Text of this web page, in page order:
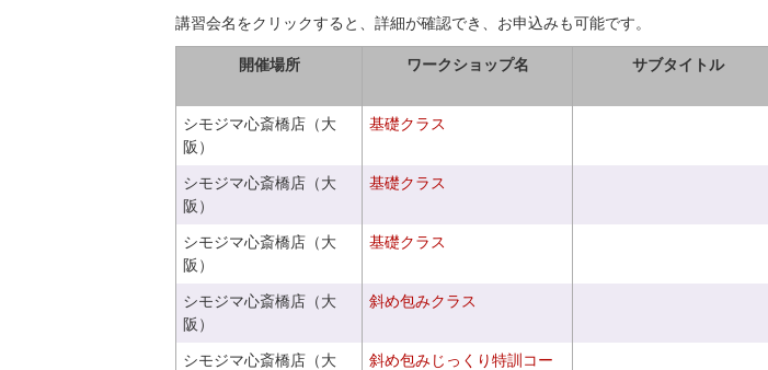
講習会名をクリックすると、詳細が確認でき、お申込みも可能です。
開催場所 ワークショップ名 サブタイトル
シモジマ心斎橋店（大
阪）
基礎クラス
シモジマ心斎橋店（大
阪）
基礎クラス
シモジマ心斎橋店（大
阪）
基礎クラス
シモジマ心斎橋店（大
阪）
斜め包みクラス
シモジマ心斎橋店（大
斜め包みじっくり特訓コー